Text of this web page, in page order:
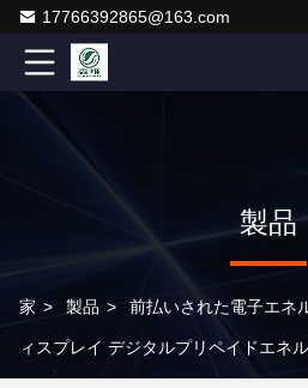
17766392865@163.com
製品
家 > 製品 > 前払いされた電子エネ
ィスプレイ デジタルプリペイドエネ